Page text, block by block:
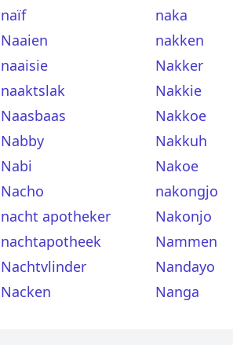
naïf
Naaien
naaisie
naaktslak
Naasbaas
Nabby
Nabi
Nacho
nacht apotheker
nachtapotheek
Nachtvlinder
Nacken
naka
nakken
Nakker
Nakkie
Nakkoe
Nakkuh
Nakoe
nakongjo
Nakonjo
Nammen
Nandayo
Nanga